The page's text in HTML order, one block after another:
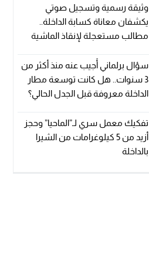
وثيقة رسمية وتسجيل صوتي
يكشفان معاناة كسابة الداخلة..
مطالب مستعجلة لإنقاذ الماشية
سؤال برلماني أُجيب عنه منذ أكثر من
3 سنوات.. هل كانت توسعة مطار
الداخلة معروفة قبل الجدل الحالي؟
تفكيك معمل سري لـ”الماحيا” وحجز
أزيد من 5 كيلوغرامات من الشيرا
بالداخلة